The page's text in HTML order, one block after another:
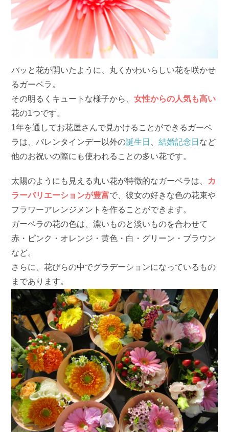
パッと花が開いたように、丸くかわいらしい花を咲かせ
るガーベラ。
その明るくキュートな様子から、女性からの人気も高い
花の1つです。
1年を通してお花屋さんで見かけることができるガーベ
ラは、バレンタインデー以外の誕生日 、結婚記念日 など
他のお祝いの際にも使われることの多い花です。
太陽のようにも見える丸い花が特徴的なガーベラは、 カ
ラーバリエーションが豊富で、彼女の好きな色の花束や
フラワーアレンジメントを作ることができます。
ガーベラの花の色は、濃いものと淡いものを合わせて
赤・ピンク・オレンジ・黄色・白・グリーン・ブラウン
など。
さらに、花びらの中でグラデーションになっているもの
まであります。